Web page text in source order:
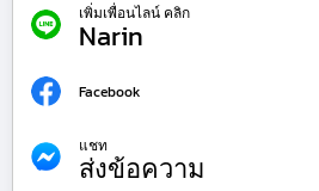
เพิ่มเพื่อนไลน์ คลิก
Narin
Facebook
แชท
ส่งข้อความ